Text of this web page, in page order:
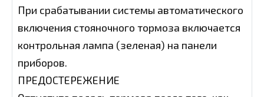
При срабатывании системы автоматического
включения стояночного тормоза включается
контрольная лампа (зеленая) на панели
приборов.
ПРЕДОСТЕРЕЖЕНИЕ